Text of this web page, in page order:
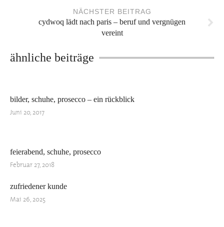
NÄCHSTER BEITRAG
cydwoq lädt nach paris – beruf und vergnügen
vereint
ähnliche beiträge
bilder, schuhe, prosecco – ein rückblick
Juni 20, 2017
feierabend, schuhe, prosecco
Februar 27, 2018
zufriedener kunde
Mai 26, 2025